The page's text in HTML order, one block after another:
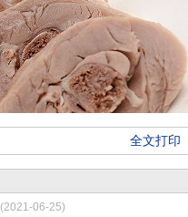
全文打印
(2021-06-25)